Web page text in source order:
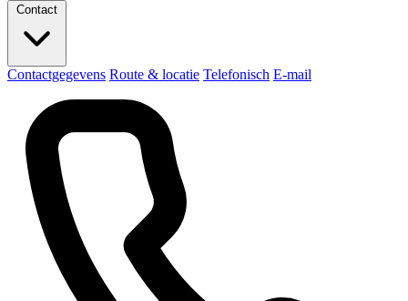
Contactgegevens Route & locatie Telefonisch E-mail